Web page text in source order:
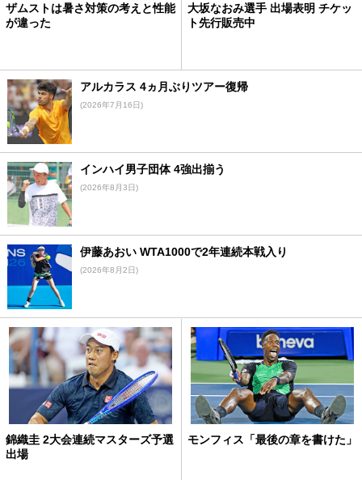
ザムストは暑さ対策の考えと性能
が違った
大坂なおみ選手 出場表明 チケッ
ト先行販売中
アルカラス 4ヵ月ぶりツアー復帰
(2026年7月16日)
インハイ男子団体 4強出揃う
(2026年8月3日)
伊藤あおい WTA1000で2年連続本戦入り
(2026年8月2日)
錦織圭 2大会連続マスターズ予選
出場
モンフィス「最後の章を書けた」